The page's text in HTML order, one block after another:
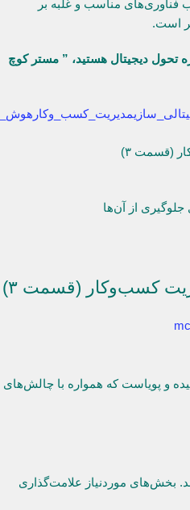
فناوری‌های مناسب و غلبه بر
است.
تحول دیجیتال هستید، ” مستر کوچ
مدیریت_کسب_وکار
و پویاست که همواره با چالش‌های
بخش‌های موردنیاز علامت‌گذاری